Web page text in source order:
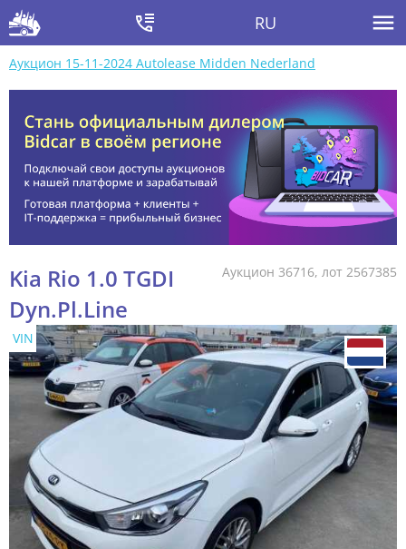
RU
Аукцион 15-11-2024 Autolease Midden Nederland
Аукцион 36716, лот 2567385
Kia Rio 1.0 TGDI
Dyn.Pl.Line
VIN